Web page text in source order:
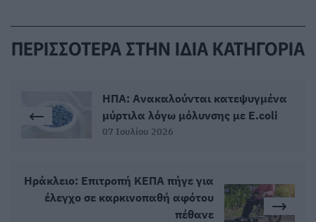
ΠΕΡΙΣΣΟΤΕΡΑ ΣΤΗΝ ΙΔΙΑ ΚΑΤΗΓΟΡΙΑ
ΗΠΑ: Ανακαλούνται κατεψυγμένα
μύρτιλα λόγω μόλυνσης με E.coli
07 Ιουλίου 2026
Ηράκλειο: Επιτροπή ΚΕΠΑ πήγε για
έλεγχο σε καρκινοπαθή αφότου
πέθανε